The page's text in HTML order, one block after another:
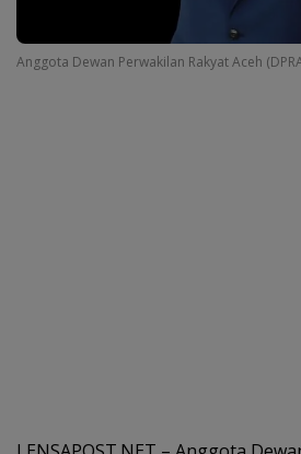
Anggota Dewan Perwakilan Rakyat Aceh